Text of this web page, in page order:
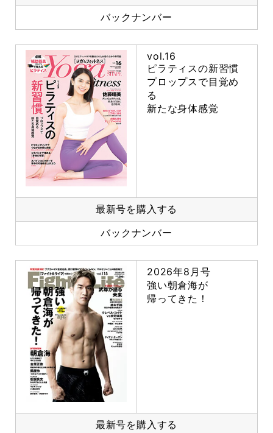
バックナンバー
vol.16
ピラティスの新習慣
プロップスで目覚め
る
新たな身体感覚
最新号を購入する
バックナンバー
2026年8月号
強い朝倉海が
帰ってきた！
最新号を購入する